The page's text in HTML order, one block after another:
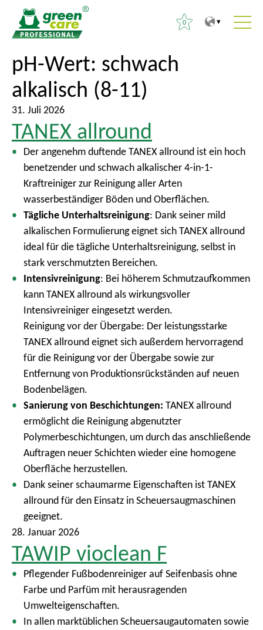
0
S
u
c
h
e
n
n
:
pH-Wert: schwach
alkalisch (8-11)
31. Juli 2026
TANEX allround
Der angenehm duftende TANEX allround ist ein hoch
benetzender und schwach alkalischer 4-in-1-
Kraftreiniger zur Reinigung aller Arten
wasserbeständiger Böden und Oberflächen.
Tägliche Unterhaltsreinigung: Dank seiner mild
alkalischen Formulierung eignet sich TANEX allround
ideal für die tägliche Unterhaltsreinigung, selbst in
stark verschmutzten Bereichen.
Intensivreinigung: Bei höherem Schmutzaufkommen
kann TANEX allround als wirkungsvoller
Intensivreiniger eingesetzt werden.
Reinigung vor der Übergabe: Der leistungsstarke
TANEX allround eignet sich außerdem hervorragend
für die Reinigung vor der Übergabe sowie zur
Entfernung von Produktionsrückständen auf neuen
Bodenbelägen.
Sanierung von Beschichtungen: TANEX allround
ermöglicht die Reinigung abgenutzter
Polymerbeschichtungen, um durch das anschließende
Auftragen neuer Schichten wieder eine homogene
Oberfläche herzustellen.
Dank seiner schaumarme Eigenschaften ist TANEX
allround für den Einsatz in Scheuersaugmaschinen
geeignet.
28. Januar 2026
TAWIP vioclean F
Pflegender Fußbodenreiniger auf Seifenbasis ohne
Farbe und Parfüm mit herausragenden
Umwelteigenschaften.
In allen marktüblichen Scheuersaugautomaten sowie